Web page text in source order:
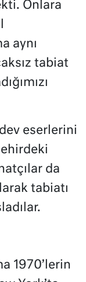
Onlara
aynı
tabiat
eserlerini
da
tabiatı
1970’lerin